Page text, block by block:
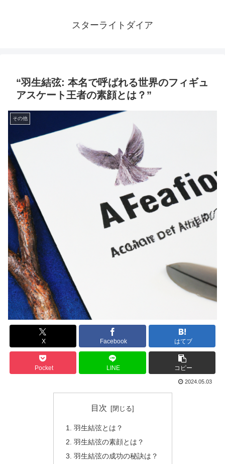
スターライトダイア
“羽生結弦: 本名で呼ばれる世界のフィギュ
アスケート王者の素顔とは？”
その他
X Facebook はてブ
Pocket LINE コピー
2024.05.03
目次
羽生結弦とは？
羽生結弦の素顔とは？
羽生結弦の成功の秘訣は？